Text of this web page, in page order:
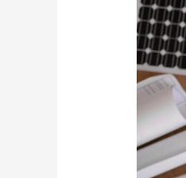
01